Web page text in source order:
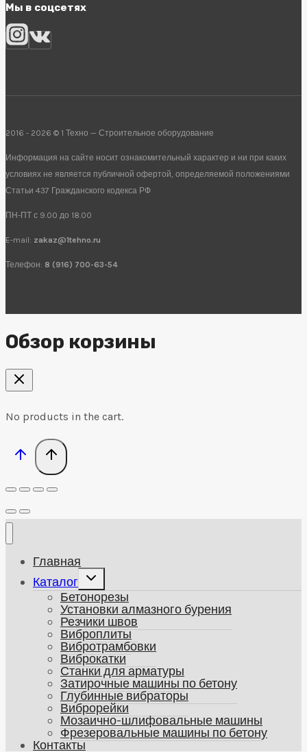
Мы в соцсетях
2016 - 2026 © 1 Техно — Строительное оборудование
Информация на сайте носит ознакомительный характер и ни при каких
условиях не является публичной офертой, определяемой положениями
Статьи 437 Гражданского кодекса РФ
ПН-ПТ с 9.00 до 18.00
E-mail: zakaz@1tehno.ru
Телефон: 8 (916) 700-63-54
Обзор корзины
No products in the cart.
Главная
Каталог
Развернуть
меню
Бетонорезы
Установки алмазного бурения
Резчики швов
Виброплиты
Вибротрамбовки
Виброкатки
Станки для арматуры
Затирочные машины по бетону
Глубинные вибраторы
Виброрейки
Мозаично-шлифовальные машины
Фрезеровальные машины по бетону
Контакты